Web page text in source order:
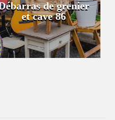
de grenier
et cave 86